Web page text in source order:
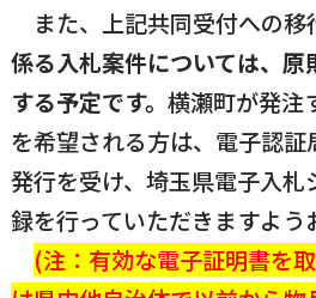
また、上記共同受付への移
係る入札案件については、
する予定です。 横瀬町が発注
を希望される方は、電子認
発行を受け、埼玉県電子入札
録を行っていただきますよう
(注：有効な電子証明書を